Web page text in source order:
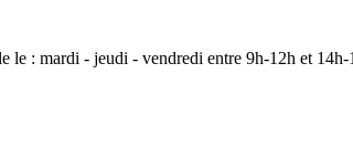
le : mardi - jeudi - vendredi entre 9h-12h et 14h-